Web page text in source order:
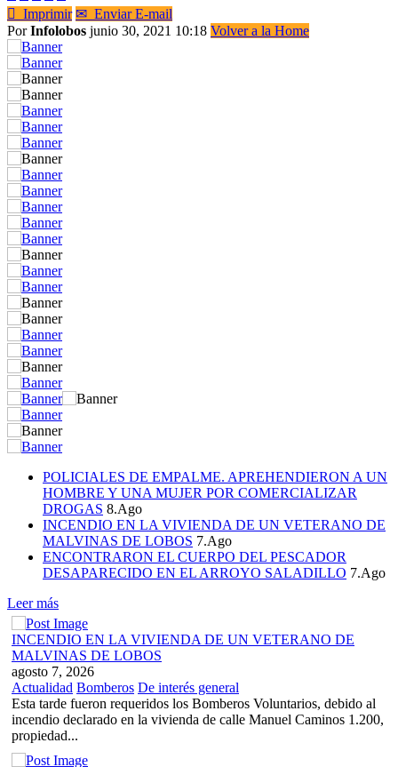
 Imprimir ✉ Enviar E-mail
PorInfolobos junio 30, 2021 10:18 Volver a la Home
POLICIALES DE EMPALME. APREHENDIERON A UN
HOMBRE Y UNA MUJER POR COMERCIALIZAR
DROGAS 8.Ago
INCENDIO EN LA VIVIENDA DE UN VETERANO DE
MALVINAS DE LOBOS 7.Ago
ENCONTRARON EL CUERPO DEL PESCADOR
DESAPARECIDO EN EL ARROYO SALADILLO 7.Ago
Leer más
INCENDIO EN LA VIVIENDA DE UN VETERANO DE
MALVINAS DE LOBOS
agosto 7, 2026
Actualidad Bomberos De interés general
Esta tarde fueron requeridos los Bomberos Voluntarios, debido al
incendio declarado en la vivienda de calle Manuel Caminos 1.200,
propiedad...